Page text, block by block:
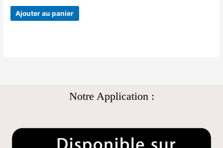
Ajouter au panier
Notre Application :